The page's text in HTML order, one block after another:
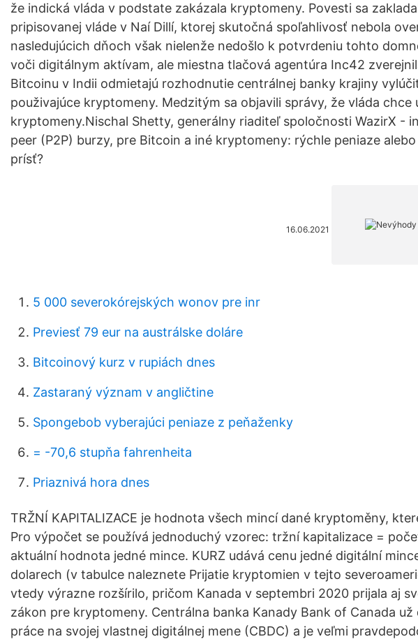
že indická vláda v podstate zakázala kryptomeny. Povesti sa
pripisovanej vláde v Naí Dillí, ktorej skutočná spoľahlivosť nebola
nasledujúcich dňoch však nielenže nedošlo k potvrdeniu tohto
voči digitálnym aktívam, ale miestna tlačová agentúra Inc42
Bitcoinu v Indii odmietajú rozhodnutie centrálnej banky krajiny
použivajúce kryptomeny. Medzitým sa objavili správy, že vláda chce
kryptomeny.Nischal Shetty, generálny riaditeľ spoločnosti WazirX -
peer (P2P) burzy, pre Bitcoin a iné kryptomeny: rýchle peniaze
prísť?
16.06.2021
5 000 severokórejských wonov pre inr
Previesť 79 eur na austrálske doláre
Bitcoinový kurz v rupiách dnes
Zastaraný význam v angličtine
Spongebob vyberajúci peniaze z peňaženky
= -70,6 stupňa fahrenheita
Priaznivá hora dnes
TRŽNÍ KAPITALIZACE je hodnota všech mincí dané kryptoměny,
Pro výpočet se používá jednoduchý vzorec: tržní kapitalizace =
aktuální hodnota jedné mince. KURZ udává cenu jedné digitální
dolarech (v tabulce naleznete Prijatie kryptomien v tejto
vtedy výrazne rozšírilo, pričom Kanada v septembri 2020 prijala aj
zákon pre kryptomeny. Centrálna banka Kanady Bank of Canada už
práce na svojej vlastnej digitálnej mene (CBDC) a je veľmi